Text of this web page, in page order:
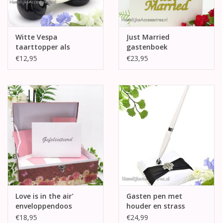
Witte Vespa
taarttopper als
spaarpot
€12,95
Just Married
gastenboek
€23,95
Love is in the air'
enveloppendoos
€18,95
Gasten pen met
houder en strass
decoratie
€24,99